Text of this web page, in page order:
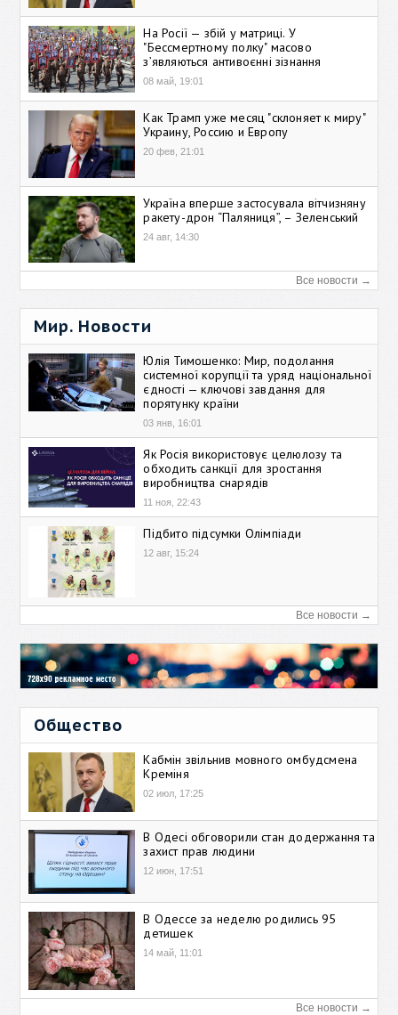
На Росії — збій у матриці. У
"Бессмертному полку" масово
зʼявляються антивоєнні зізнання
08 май, 19:01
Как Трамп уже месяц "склоняет к миру"
Украину, Россию и Европу
20 фев, 21:01
Україна вперше застосувала вітчизняну
ракету-дрон “Паляниця”, – Зеленський
24 авг, 14:30
Все новости →
Мир. Новости
Юлія Тимошенко: Мир, подолання
системної корупції та уряд національної
єдності — ключові завдання для
порятунку країни
03 янв, 16:01
Як Росія використовує целюлозу та
обходить санкції для зростання
виробництва снарядів
11 ноя, 22:43
Підбито підсумки Олімпіади
12 авг, 15:24
Все новости →
Общество
Кабмін звільнив мовного омбудсмена
Креміня
02 июл, 17:25
В Одесі обговорили стан додержання та
захист прав людини
12 июн, 17:51
В Одессе за неделю родились 95
детишек
14 май, 11:01
Все новости →